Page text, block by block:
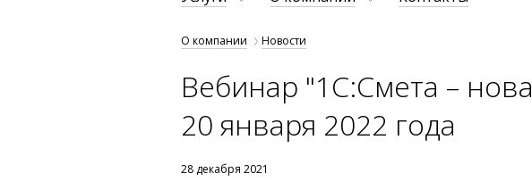
О компании Новости
Вебинар "1С:Смета –
20 января 2022 года
28 декабря 2021